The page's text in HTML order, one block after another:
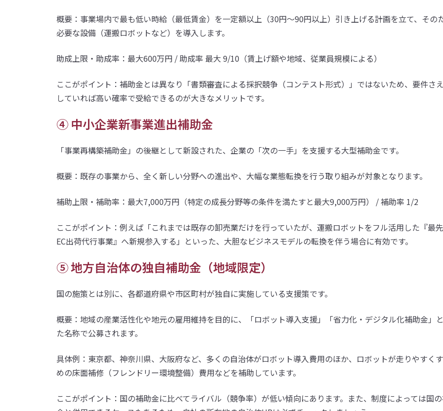
概要：事業場内で最も低い時給（最低賃金）を一定額以上（30円〜90円以上）引き上げる計画を立て、その
必要な設備（運搬ロボットなど）を導入します。
助成上限・助成率：最大600万円 / 助成率 最大 9/10（賃上げ額や地域、従業員規模による）
ここがポイント：補助金とは異なり「書類審査による採択競争（コンテスト形式）」ではないため、要件さ
していれば高い確率で受給できるのが大きなメリットです。
④ 中小企業新事業進出補助金
「事業再構築補助金」の後継として新設された、企業の「次の一手」を支援する大型補助金です。
概要：既存の事業から、全く新しい分野への進出や、大幅な業態転換を行う取り組みが対象となります。
補助上限・補助率：最大7,000万円（特定の成長分野等の条件を満たすと最大9,000万円） / 補助率 1/2
ここがポイント：例えば「これまでは既存の卸売業だけを行っていたが、運搬ロボットをフル活用した『最
EC出荷代行事業』へ新規参入する」といった、大胆なビジネスモデルの転換を伴う場合に有効です。
⑤ 地方自治体の独自補助金（地域限定）
国の施策とは別に、各都道府県や市区町村が独自に実施している支援策です。
概要：地域の産業活性化や地元の雇用維持を目的に、「ロボット導入支援」「省力化・デジタル化補助金」
た名称で公募されます。
具体例：東京都、神奈川県、大阪府など、多くの自治体がロボット導入費用のほか、ロボットが走りやすく
めの床面補修（フレンドリー環境整備）費用などを補助しています。
ここがポイント：国の補助金に比べてライバル（競争率）が低い傾向にあります。また、制度によっては国